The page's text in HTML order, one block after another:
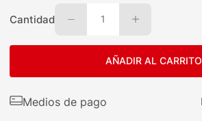
Cantidad 1
AÑADIR AL CARRITO
Medios de pago